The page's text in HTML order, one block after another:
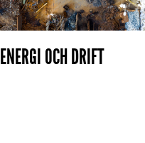
ENERGI OCH DRIFT